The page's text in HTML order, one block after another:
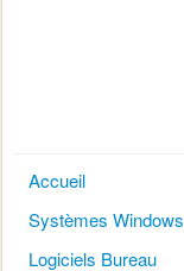
Accueil
Systèmes Windows
Logiciels Bureau